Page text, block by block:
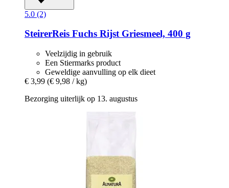
5.0 (2)
SteirerReis Fuchs Rijst Griesmeel, 400 g
Veelzijdig in gebruik
Een Stiermarks product
Geweldige aanvulling op elk dieet
€ 3,99 (€ 9,98 / kg)
Bezorging uiterlijk op 13. augustus